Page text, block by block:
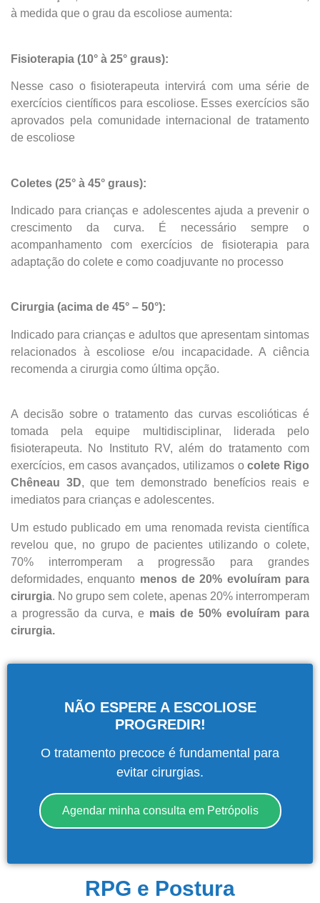
à medida que o grau da escoliose aumenta:
Fisioterapia (10° à 25° graus):
Nesse caso o fisioterapeuta intervirá com uma série de
exercícios científicos para escoliose. Esses exercícios são
aprovados pela comunidade internacional de tratamento
de escoliose
Coletes (25° à 45° graus):
Indicado para crianças e adolescentes ajuda a prevenir o
crescimento da curva. É necessário sempre o
acompanhamento com exercícios de fisioterapia para
adaptação do colete e como coadjuvante no processo
Cirurgia (acima de 45° – 50°):
Indicado para crianças e adultos que apresentam sintomas
relacionados à escoliose e/ou incapacidade. A ciência
recomenda a cirurgia como última opção.
A decisão sobre o tratamento das curvas escolióticas é
tomada pela equipe multidisciplinar, liderada pelo
fisioterapeuta. No Instituto RV, além do tratamento com
exercícios, em casos avançados, utilizamos ocolete Rigo
Chêneau 3D, que tem demonstrado benefícios reais e
imediatos para crianças e adolescentes.
Um estudo publicado em uma renomada revista científica
revelou que, no grupo de pacientes utilizando o colete,
70% interromperam a progressão para grandes
deformidades, enquanto menos de 20% evoluíram para
cirurgia. No grupo sem colete, apenas 20% interromperam
a progressão da curva, e mais de 50% evoluíram para
cirurgia.
NÃO ESPERE A ESCOLIOSE
PROGREDIR!
O tratamento precoce é fundamental para
evitar cirurgias.
Agendar minha consulta em Petrópolis
RPG e Postura
Central de
atendimento
Antes de iniciar o seu tratamento, iremos fazer uma
avaliação clínica da sua coluna e nossos profissionais
Cidade de São Paulo:
(011) 2091-1267
0800 494 8888